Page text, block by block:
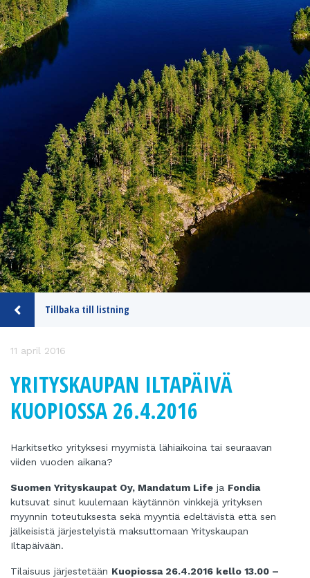
Tillbaka till listning
11 april 2016
YRITYSKAUPAN ILTAPÄIVÄ
KUOPIOSSA 26.4.2016
Harkitsetko yrityksesi myymistä lähiaikoina tai seuraavan
viiden vuoden aikana?
Suomen Yrityskaupat Oy, Mandatum Life ja Fondia
kutsuvat sinut kuulemaan käytännön vinkkejä yrityksen
myynnin toteutuksesta sekä myyntiä edeltävistä että sen
jälkeisistä järjestelyistä maksuttomaan Yrityskaupan
Iltapäivään.
Tilaisuus järjestetään Kuopiossa 26.4.2016 kello 13.00 –